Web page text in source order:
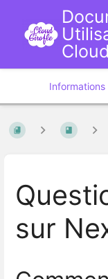
Informations
sur